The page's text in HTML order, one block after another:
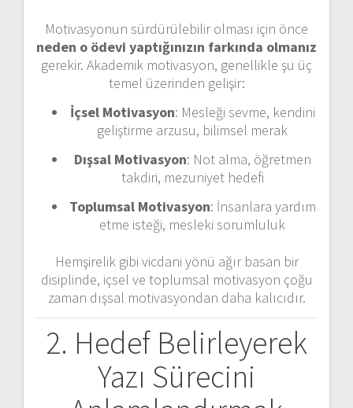
Motivasyonun sürdürülebilir olması için önce
neden o ödevi yaptığınızın farkında olmanız
gerekir. Akademik motivasyon, genellikle şu üç
temel üzerinden gelişir:
İçsel Motivasyon: Mesleği sevme, kendini
geliştirme arzusu, bilimsel merak
Dışsal Motivasyon: Not alma, öğretmen
takdiri, mezuniyet hedefi
Toplumsal Motivasyon: İnsanlara yardım
etme isteği, mesleki sorumluluk
Hemşirelik gibi vicdani yönü ağır basan bir
disiplinde, içsel ve toplumsal motivasyon çoğu
zaman dışsal motivasyondan daha kalıcıdır.
2. Hedef Belirleyerek
Yazı Sürecini